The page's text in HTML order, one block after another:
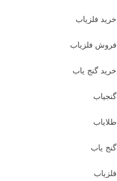
خرید فلزیاب
فروش فلزیاب
خرید گنج یاب
گنجیاب
طلایاب
گنج یاب
فلزیاب